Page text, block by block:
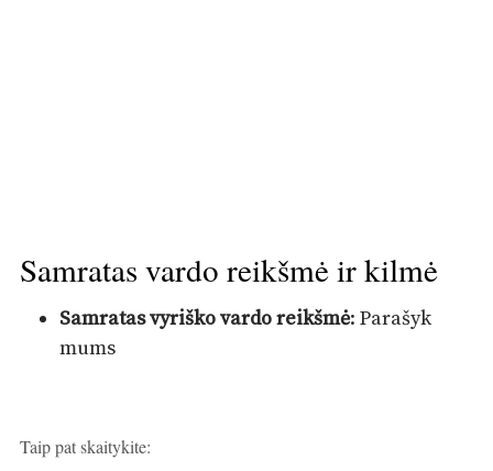
Samratas vardo reikšmė ir kilmė
Samratas vyriško vardo reikšmė: Parašyk
mums
Taip pat skaitykite: